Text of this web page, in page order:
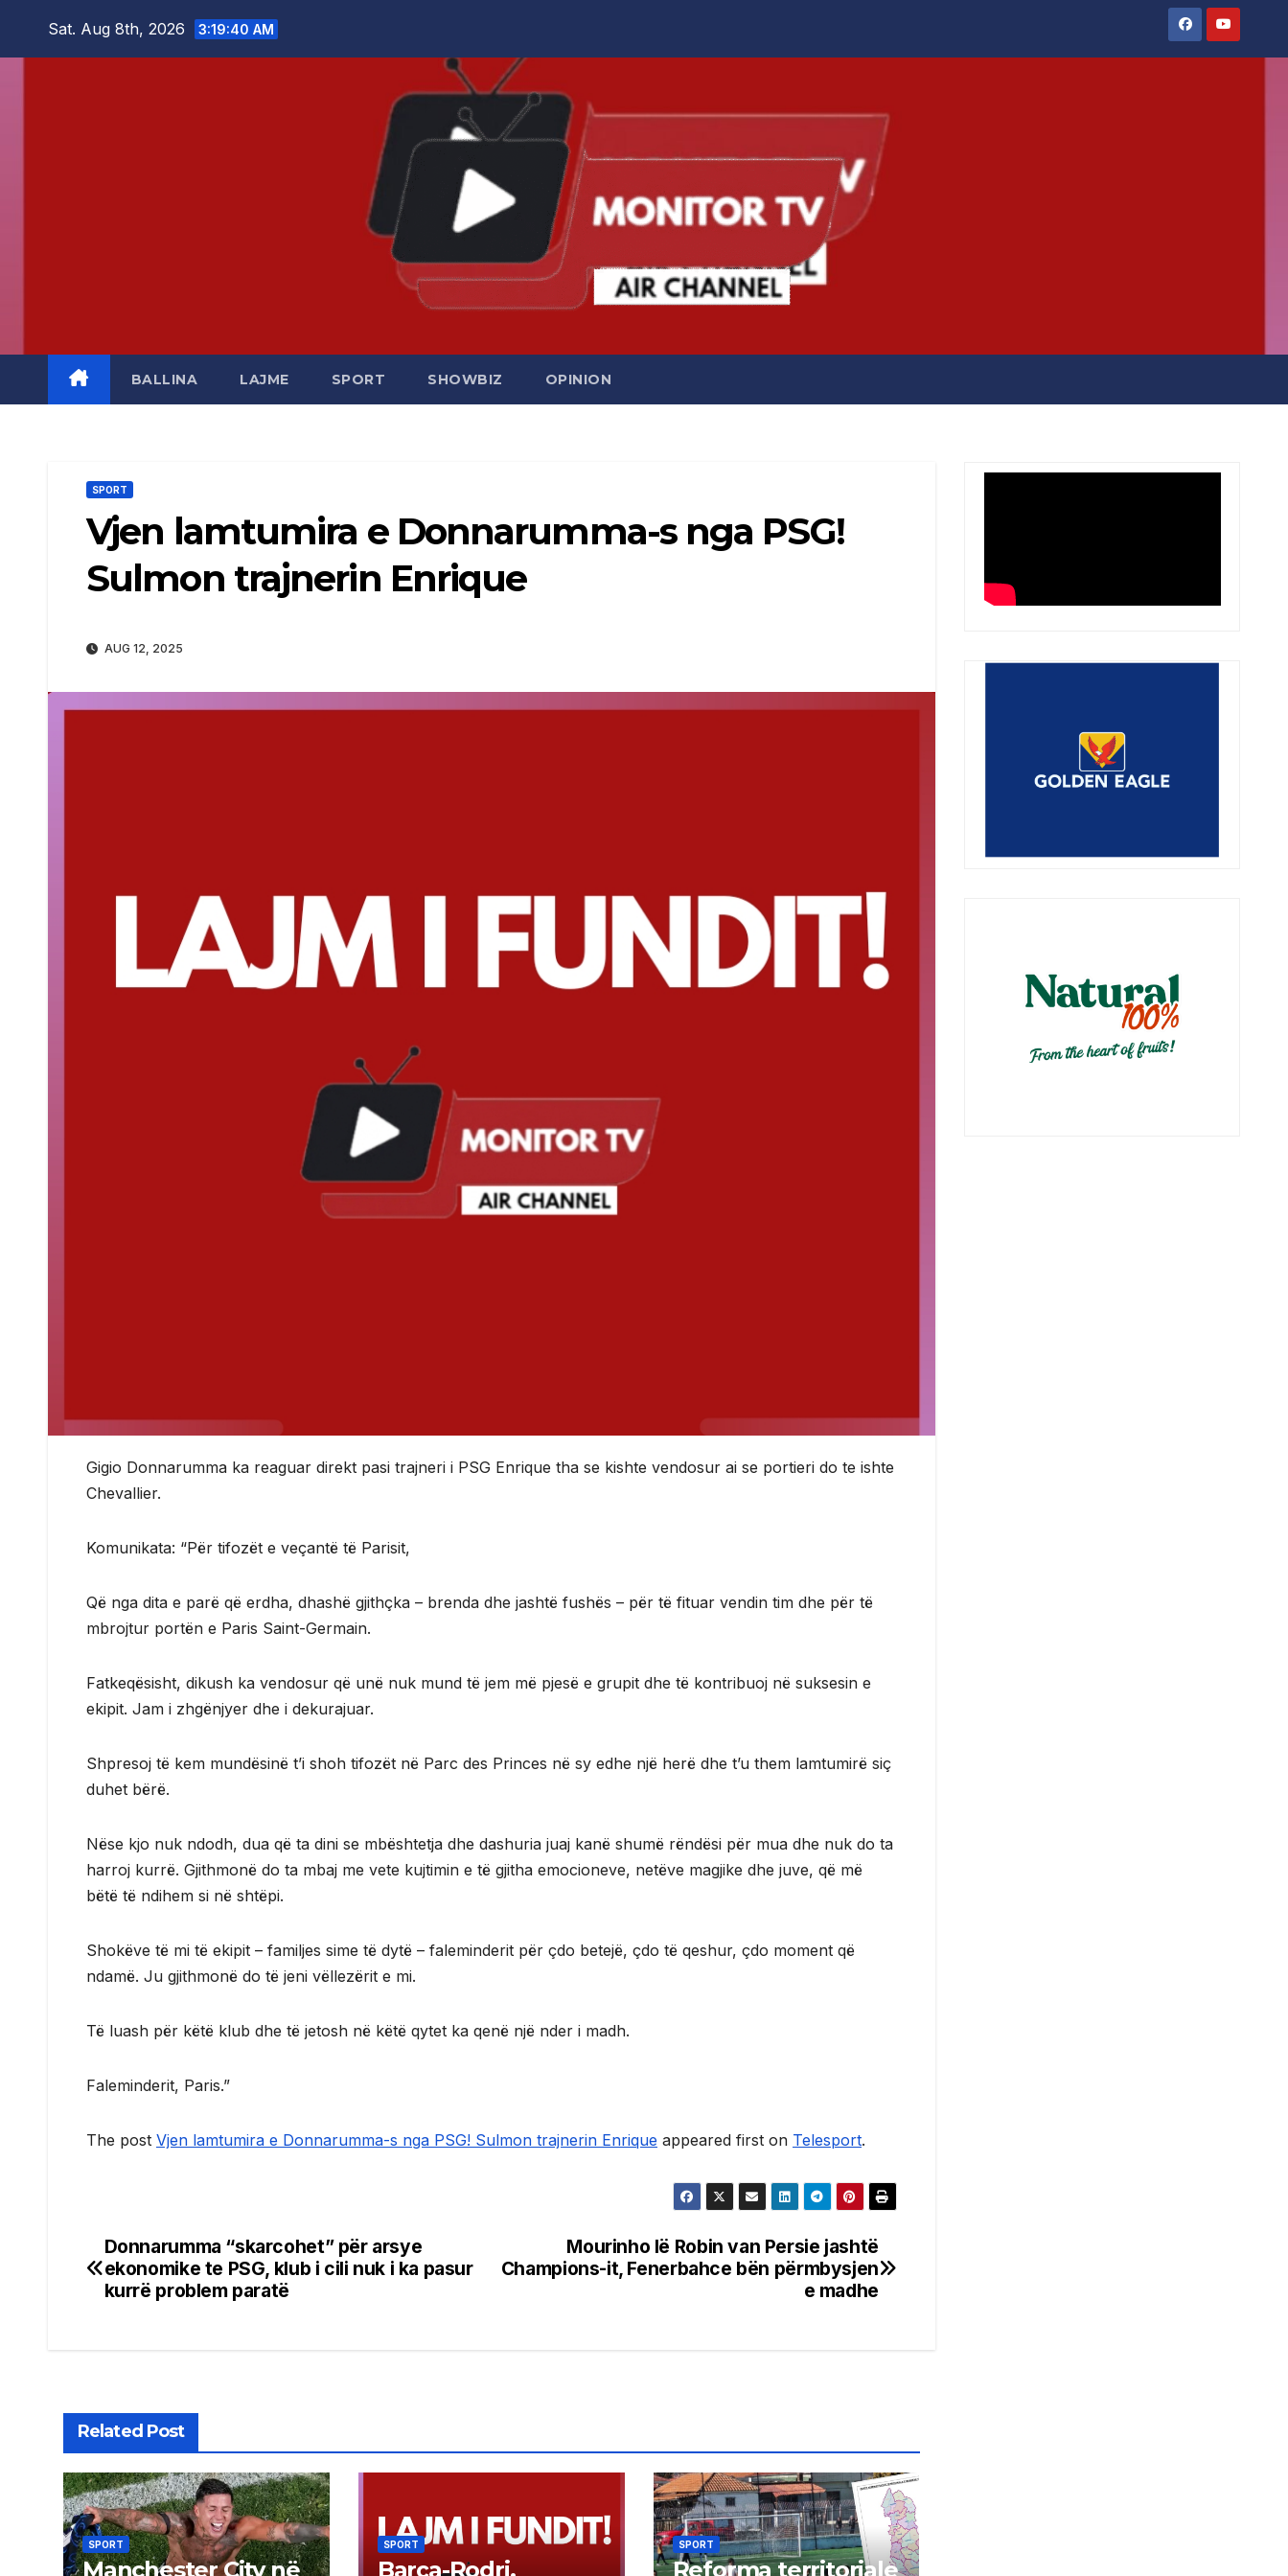
Sat. Aug 8th, 2026 3:19:41 AM
BALLINA LAJME SPORT SHOWBIZ OPINION
SPORT
Vjen lamtumira e Donnarumma-s nga PSG!
Sulmon trajnerin Enrique
AUG 12, 2025
Gigio Donnarumma ka reaguar direkt pasi trajneri i PSG Enrique tha se kishte vendosur ai se portieri do te ishte
Chevallier.
Komunikata: “Për tifozët e veçantë të Parisit,
Që nga dita e parë që erdha, dhashë gjithçka – brenda dhe jashtë fushës – për të fituar vendin tim dhe për të
mbrojtur portën e Paris Saint-Germain.
Fatkeqësisht, dikush ka vendosur që unë nuk mund të jem më pjesë e grupit dhe të kontribuoj në suksesin e
ekipit. Jam i zhgënjyer dhe i dekurajuar.
Shpresoj të kem mundësinë t’i shoh tifozët në Parc des Princes në sy edhe një herë dhe t’u them lamtumirë siç
duhet bërë.
Nëse kjo nuk ndodh, dua që ta dini se mbështetja dhe dashuria juaj kanë shumë rëndësi për mua dhe nuk do ta
harroj kurrë. Gjithmonë do ta mbaj me vete kujtimin e të gjitha emocioneve, netëve magjike dhe juve, që më
bëtë të ndihem si në shtëpi.
Shokëve të mi të ekipit – familjes sime të dytë – faleminderit për çdo betejë, çdo të qeshur, çdo moment që
ndamë. Ju gjithmonë do të jeni vëllezërit e mi.
Të luash për këtë klub dhe të jetosh në këtë qytet ka qenë një nder i madh.
Faleminderit, Paris.”
The post Vjen lamtumira e Donnarumma-s nga PSG! Sulmon trajnerin Enrique appeared first on Telesport.
Post
navigation
Mourinho lë Robin van Persie jashtë
Champions-it, Fenerbahce bën përmbysjen
e madhe
Donnarumma “skarcohet” për arsye
ekonomike te PSG, klub i cili nuk i ka pasur
kurrë problem paratë
Related Post
SPORT
Manchester City në
SPORT
Barça-Rodri,
SPORT
Reforma territoriale